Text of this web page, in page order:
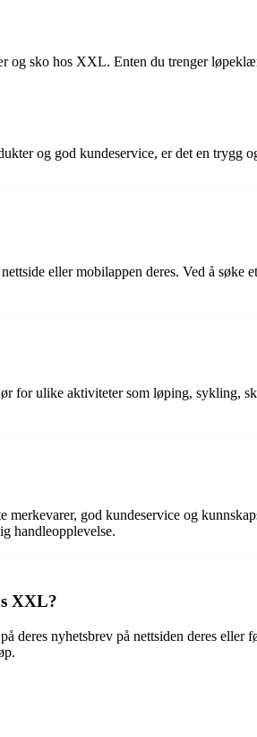
sko hos XXL. Enten du trenger
og god kundeservice, er det en
eller mobilappen deres. Ved å
for ulike aktiviteter som løping, sykling,
god kundeservice og
handleopplevelse.
XXL?
deres nyhetsbrev på nettsiden deres